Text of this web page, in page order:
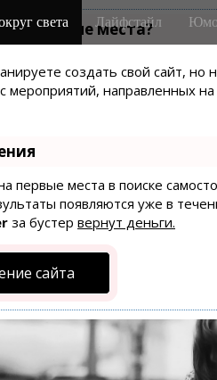
на первые места?
создать свой сайт,
мероприятий, направленных
первые места в поиске
появляются уже в
за бустер вернут деньги.
сайта
света Лайфстайл